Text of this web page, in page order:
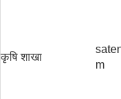
कृषि शाखा
m